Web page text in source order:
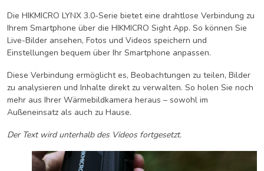
Die HIKMICRO LYNX 3.0-Serie bietet eine drahtlose Verbindung zu
Ihrem Smartphone über die HIKMICRO Sight App. So können Sie
Live-Bilder ansehen, Fotos und Videos speichern und
Einstellungen bequem über Ihr Smartphone anpassen.
Diese Verbindung ermöglicht es, Beobachtungen zu teilen, Bilder
zu analysieren und Inhalte direkt zu verwalten. So holen Sie noch
mehr aus Ihrer Wärmebildkamera heraus – sowohl im
Außeneinsatz als auch zu Hause.
Der Text wird unterhalb des Videos fortgesetzt.